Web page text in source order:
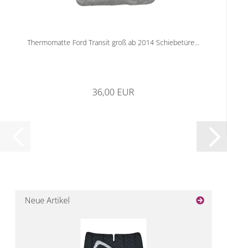
Thermomatte Ford Transit groß ab 2014 Schiebetüre...
36,00 EUR
Neue Artikel